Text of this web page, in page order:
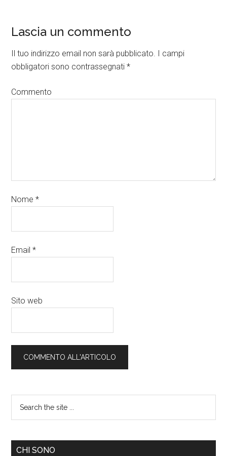
Lascia un commento
Il tuo indirizzo email non sarà pubblicato. I campi
obbligatori sono contrassegnati*
Commento
Nome*
Email*
Sito web
CHI SONO